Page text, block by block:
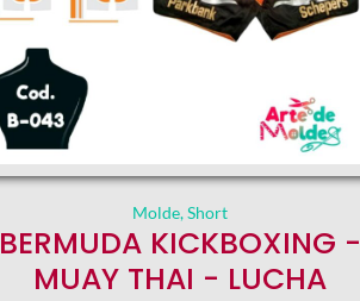
Molde,Short
BERMUDA KICKBOXING -
MUAY THAI - LUCHA